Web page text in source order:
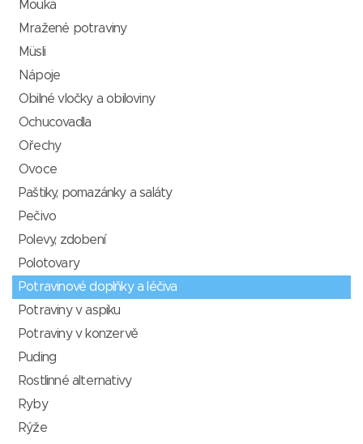
Mouka
Mražené potraviny
Müsli
Nápoje
Obilné vločky a obiloviny
Ochucovadla
Ořechy
Ovoce
Paštiky, pomazánky a saláty
Pečivo
Polevy, zdobení
Polotovary
Potravinové doplňky a léčiva
Potraviny v aspiku
Potraviny v konzervě
Puding
Rostlinné alternativy
Ryby
Rýže